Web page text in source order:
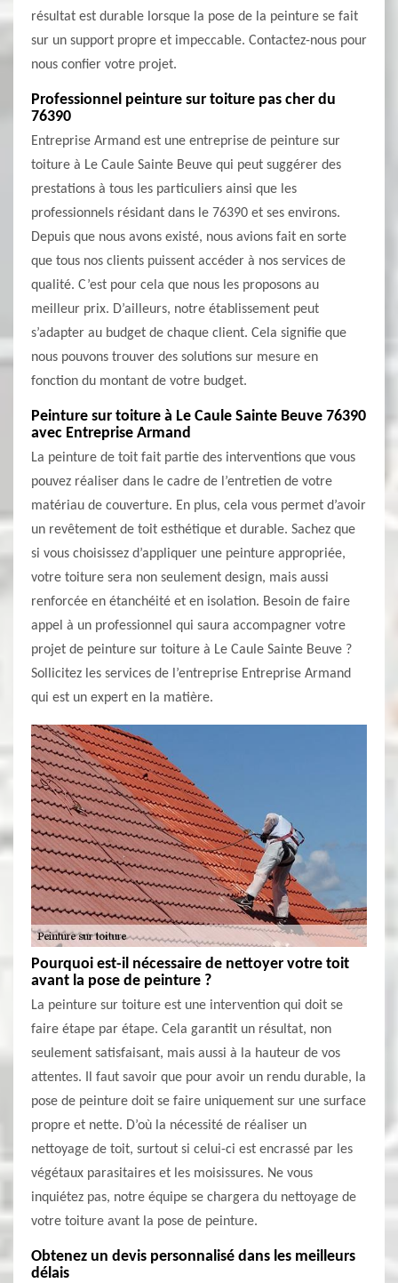
résultat est durable lorsque la pose de la peinture se fait
sur un support propre et impeccable. Contactez-nous pour
nous confier votre projet.
Professionnel peinture sur toiture pas cher du
76390
Entreprise Armand est une entreprise de peinture sur
toiture à Le Caule Sainte Beuve qui peut suggérer des
prestations à tous les particuliers ainsi que les
professionnels résidant dans le 76390 et ses environs.
Depuis que nous avons existé, nous avions fait en sorte
que tous nos clients puissent accéder à nos services de
qualité. C’est pour cela que nous les proposons au
meilleur prix. D’ailleurs, notre établissement peut
s’adapter au budget de chaque client. Cela signifie que
nous pouvons trouver des solutions sur mesure en
fonction du montant de votre budget.
Peinture sur toiture à Le Caule Sainte Beuve 76390
avec Entreprise Armand
La peinture de toit fait partie des interventions que vous
pouvez réaliser dans le cadre de l’entretien de votre
matériau de couverture. En plus, cela vous permet d’avoir
un revêtement de toit esthétique et durable. Sachez que
si vous choisissez d’appliquer une peinture appropriée,
votre toiture sera non seulement design, mais aussi
renforcée en étanchéité et en isolation. Besoin de faire
appel à un professionnel qui saura accompagner votre
projet de peinture sur toiture à Le Caule Sainte Beuve ?
Sollicitez les services de l’entreprise Entreprise Armand
qui est un expert en la matière.
Pourquoi est-il nécessaire de nettoyer votre toit
avant la pose de peinture ?
La peinture sur toiture est une intervention qui doit se
faire étape par étape. Cela garantit un résultat, non
seulement satisfaisant, mais aussi à la hauteur de vos
attentes. Il faut savoir que pour avoir un rendu durable, la
pose de peinture doit se faire uniquement sur une surface
propre et nette. D’où la nécessité de réaliser un
nettoyage de toit, surtout si celui-ci est encrassé par les
végétaux parasitaires et les moisissures. Ne vous
inquiétez pas, notre équipe se chargera du nettoyage de
votre toiture avant la pose de peinture.
Obtenez un devis personnalisé dans les meilleurs
délais